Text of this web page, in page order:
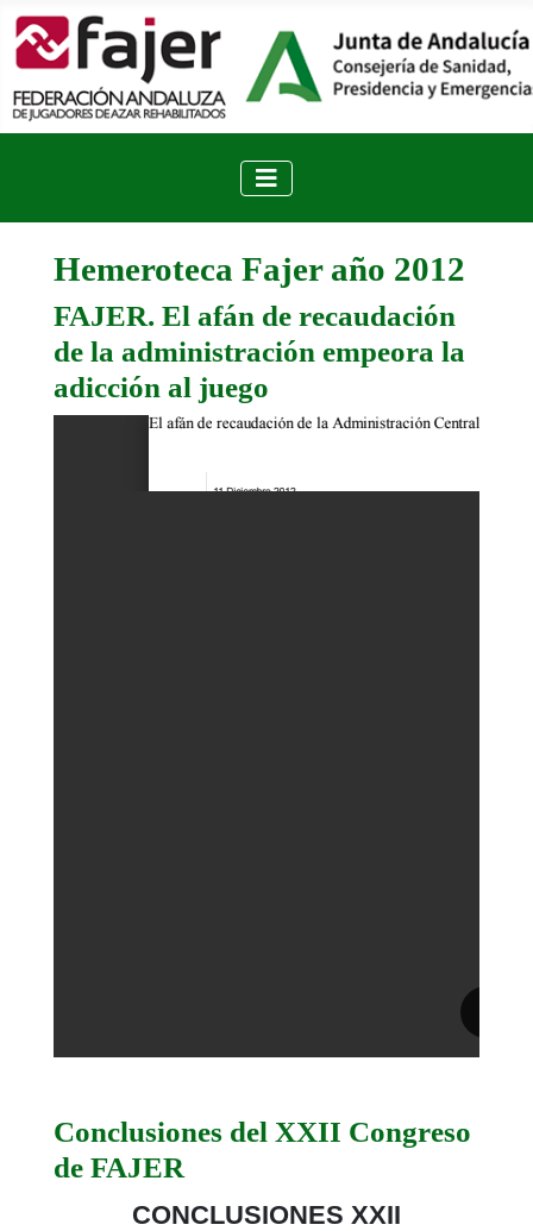
Hemeroteca Fajer año 2012
FAJER. El afán de recaudación
de la administración empeora la
adicción al juego
Conclusiones del XXII Congreso
de FAJER
CONCLUSIONES XXII